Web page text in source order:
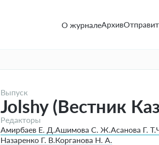
О журналеАрхив
Выпуск
Jolshy (Вестник
Редакторы
Амирбаев Е. Д.Ашимова С. Ж.Асанова Г. Т.
Назаренко Г. В.Корганова Н. А.